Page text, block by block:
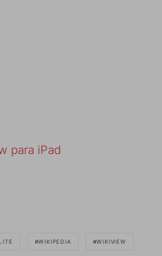
para iPad
WIKIPEDIA WIKIVIEW